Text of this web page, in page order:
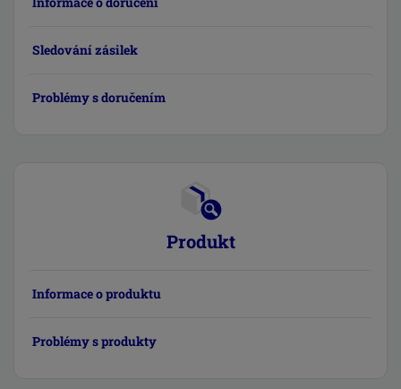
Sledování zásilek
Problémy s doručením
Produkt
Informace o produktu
Problémy s produkty